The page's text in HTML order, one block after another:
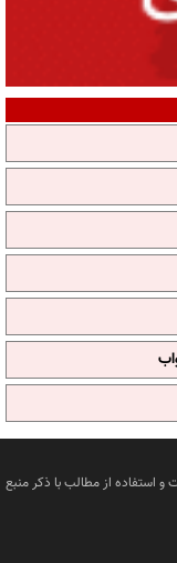
استفاده از مطالب با ذکر منبع